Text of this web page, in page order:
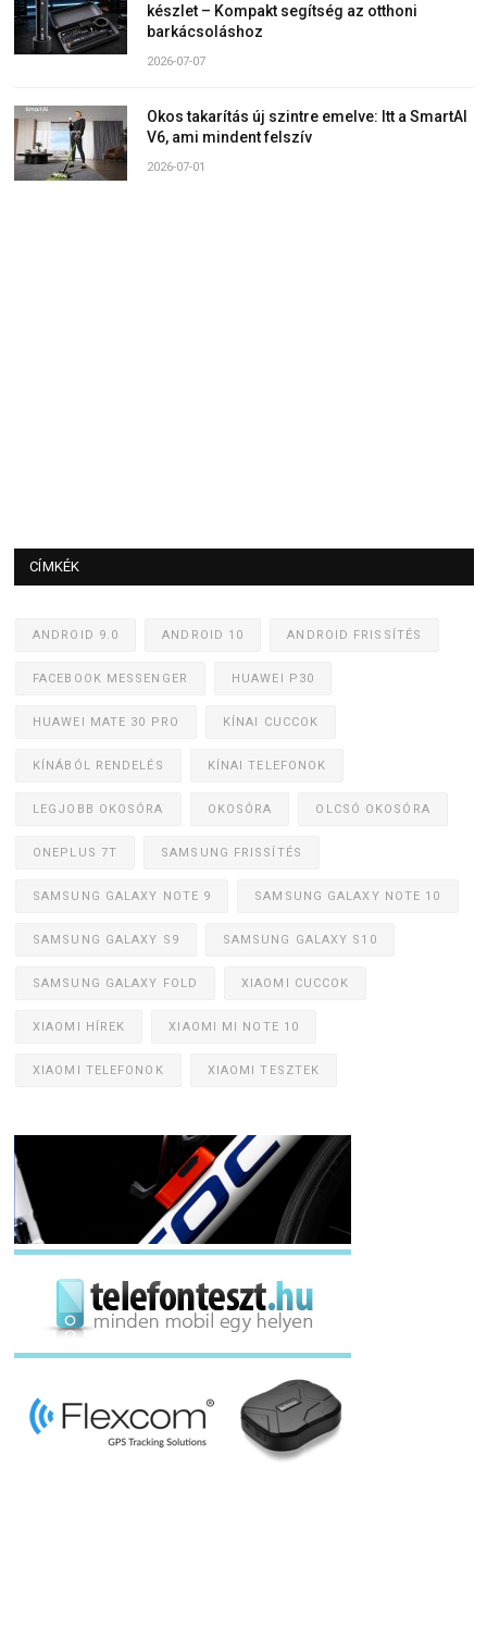
készlet – Kompakt segítség az otthoni
barkácsoláshoz
2026-07-07
Okos takarítás új szintre emelve: Itt a SmartAI
V6, ami mindent felszív
2026-07-01
CÍMKÉK
ANDROID 9.0 ANDROID 10 ANDROID FRISSÍTÉS
FACEBOOK MESSENGER HUAWEI P30
HUAWEI MATE 30 PRO KÍNAI CUCCOK
KÍNÁBÓL RENDELÉS KÍNAI TELEFONOK
LEGJOBB OKOSÓRA OKOSÓRA OLCSÓ OKOSÓRA
ONEPLUS 7T SAMSUNG FRISSÍTÉS
SAMSUNG GALAXY NOTE 9 SAMSUNG GALAXY NOTE 10
SAMSUNG GALAXY S9 SAMSUNG GALAXY S10
SAMSUNG GALAXY FOLD XIAOMI CUCCOK
XIAOMI HÍREK XIAOMI MI NOTE 10
XIAOMI TELEFONOK XIAOMI TESZTEK